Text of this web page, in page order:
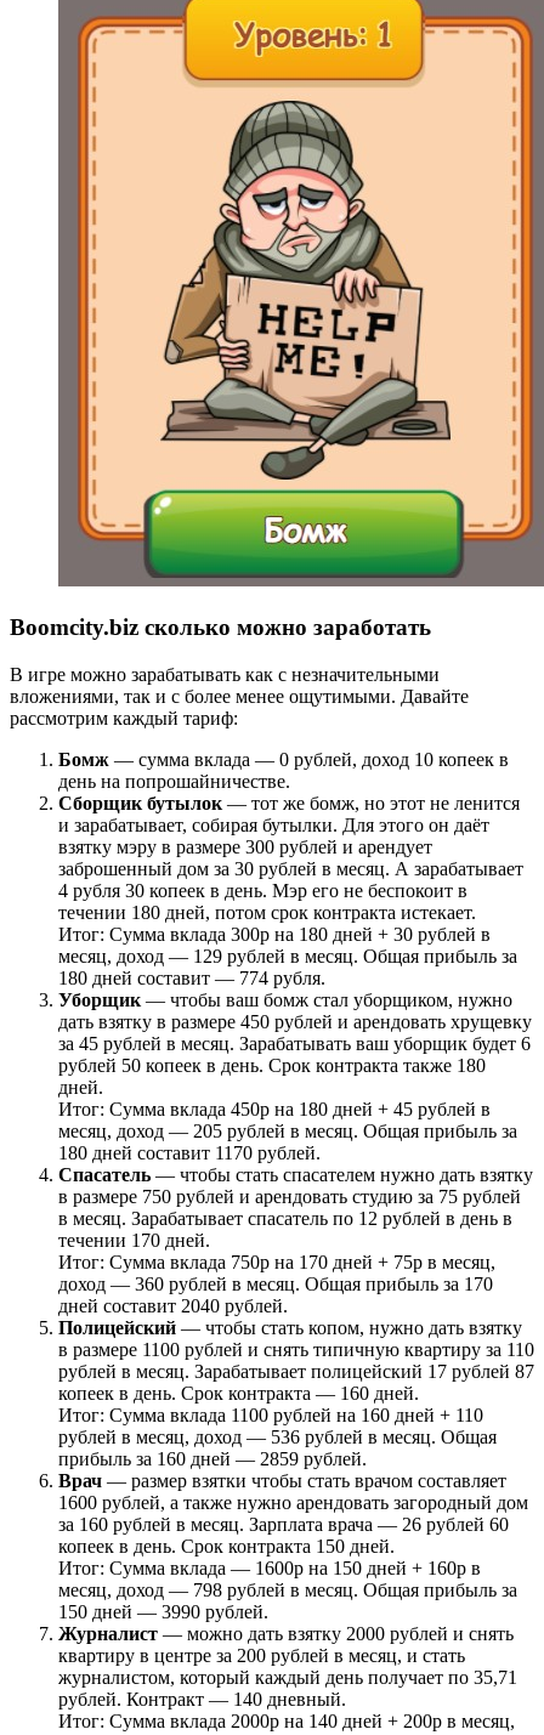
Boomcity.biz сколько можно заработать
В игре можно зарабатывать как с незначительными
вложениями, так и с более менее ощутимыми. Давайте
рассмотрим каждый тариф:
Бомж — сумма вклада — 0 рублей, доход 10 копеек в
день на попрошайничестве.
Сборщик бутылок — тот же бомж, но этот не ленится
и зарабатывает, собирая бутылки. Для этого он даёт
взятку мэру в размере 300 рублей и арендует
заброшенный дом за 30 рублей в месяц. А зарабатывает
4 рубля 30 копеек в день. Мэр его не беспокоит в
течении 180 дней, потом срок контракта истекает.
Итог: Сумма вклада 300р на 180 дней + 30 рублей в
месяц, доход — 129 рублей в месяц. Общая прибыль за
180 дней составит — 774 рубля.
Уборщик — чтобы ваш бомж стал уборщиком, нужно
дать взятку в размере 450 рублей и арендовать хрущевку
за 45 рублей в месяц. Зарабатывать ваш уборщик будет 6
рублей 50 копеек в день. Срок контракта также 180
дней.
Итог: Сумма вклада 450р на 180 дней + 45 рублей в
месяц, доход — 205 рублей в месяц. Общая прибыль за
180 дней составит 1170 рублей.
Спасатель — чтобы стать спасателем нужно дать взятку
в размере 750 рублей и арендовать студию за 75 рублей
в месяц. Зарабатывает спасатель по 12 рублей в день в
течении 170 дней.
Итог: Сумма вклада 750р на 170 дней + 75р в месяц,
доход — 360 рублей в месяц. Общая прибыль за 170
дней составит 2040 рублей.
Полицейский — чтобы стать копом, нужно дать взятку
в размере 1100 рублей и снять типичную квартиру за 110
рублей в месяц. Зарабатывает полицейский 17 рублей 87
копеек в день. Срок контракта — 160 дней.
Итог: Сумма вклада 1100 рублей на 160 дней + 110
рублей в месяц, доход — 536 рублей в месяц. Общая
прибыль за 160 дней — 2859 рублей.
Врач — размер взятки чтобы стать врачом составляет
1600 рублей, а также нужно арендовать загородный дом
за 160 рублей в месяц. Зарплата врача — 26 рублей 60
копеек в день. Срок контракта 150 дней.
Итог: Сумма вклада — 1600р на 150 дней + 160р в
месяц, доход — 798 рублей в месяц. Общая прибыль за
150 дней — 3990 рублей.
Журналист — можно дать взятку 2000 рублей и снять
квартиру в центре за 200 рублей в месяц, и стать
журналистом, который каждый день получает по 35,71
рублей. Контракт — 140 дневный.
Итог: Сумма вклада 2000р на 140 дней + 200р в месяц,